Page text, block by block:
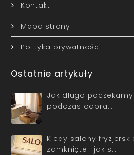
Kontakt
Mapa strony
Polityka prywatności
Ostatnie artykuły
Jak długo
podczas odpra…
Kiedy salony
zamknięte i jak s…